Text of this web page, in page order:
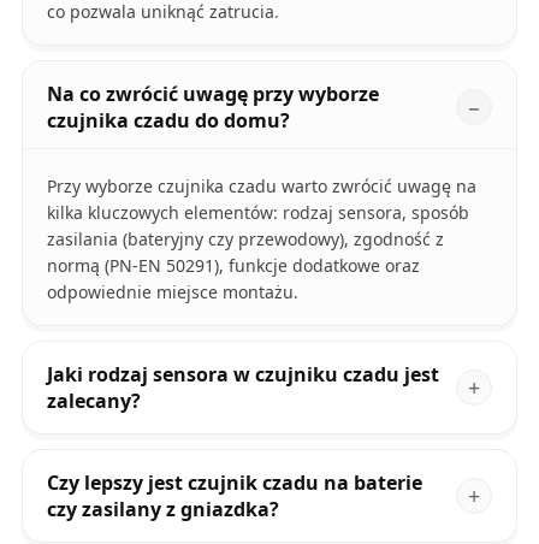
co pozwala uniknąć zatrucia.
Na co zwrócić uwagę przy wyborze
czujnika czadu do domu?
Przy wyborze czujnika czadu warto zwrócić uwagę na
kilka kluczowych elementów: rodzaj sensora, sposób
zasilania (bateryjny czy przewodowy), zgodność z
normą (PN-EN 50291), funkcje dodatkowe oraz
odpowiednie miejsce montażu.
Jaki rodzaj sensora w czujniku czadu jest
zalecany?
Czy lepszy jest czujnik czadu na baterie
czy zasilany z gniazdka?